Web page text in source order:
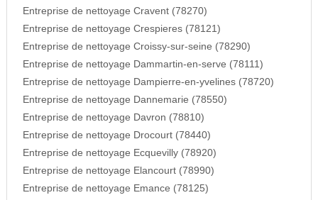
Entreprise de nettoyage Cravent (78270)
Entreprise de nettoyage Crespieres (78121)
Entreprise de nettoyage Croissy-sur-seine (78290)
Entreprise de nettoyage Dammartin-en-serve (78111)
Entreprise de nettoyage Dampierre-en-yvelines (78720)
Entreprise de nettoyage Dannemarie (78550)
Entreprise de nettoyage Davron (78810)
Entreprise de nettoyage Drocourt (78440)
Entreprise de nettoyage Ecquevilly (78920)
Entreprise de nettoyage Elancourt (78990)
Entreprise de nettoyage Emance (78125)